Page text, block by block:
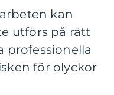
kan
utförs på rätt
professionella
för olyckor